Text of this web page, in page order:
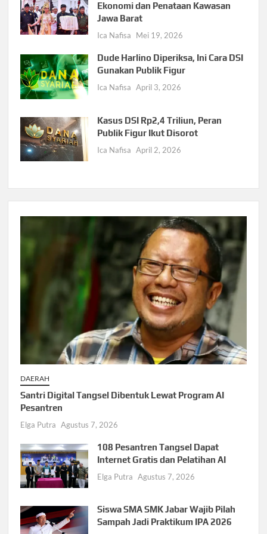
Ekonomi dan Penataan Kawasan
Jawa Barat
Ica Nafisa Mei 19, 2026
Dude Harlino Diperiksa, Ini Cara DSI
Gunakan Publik Figur
Ica Nafisa April 3, 2026
Kasus DSI Rp2,4 Triliun, Peran
Publik Figur Ikut Disorot
Ica Nafisa April 2, 2026
DAERAH
Santri Digital Tangsel Dibentuk Lewat Program AI
Pesantren
Elga Putra Agustus 7, 2026
108 Pesantren Tangsel Dapat
Internet Gratis dan Pelatihan AI
Elga Putra Agustus 7, 2026
Siswa SMA SMK Jabar Wajib Pilah
Sampah Jadi Praktikum IPA 2026